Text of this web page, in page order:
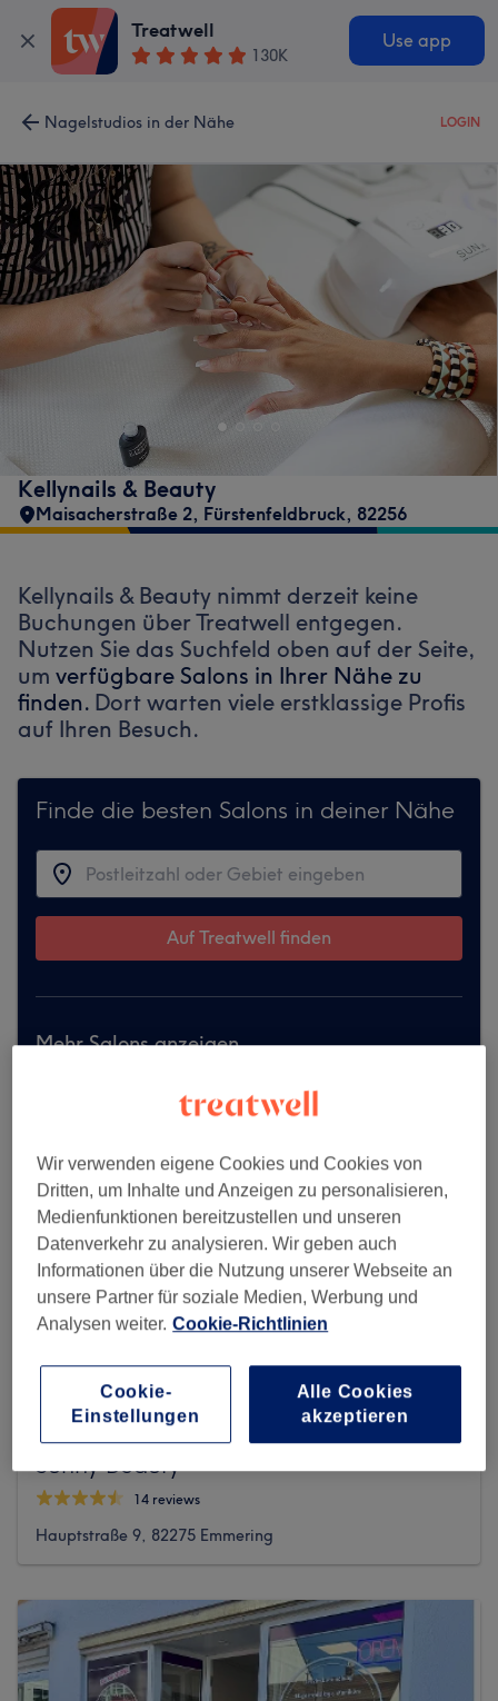
Treatwell
130K
Use app
Nagelstudios in der Nähe LOGIN
Kellynails & Beauty
Maisacherstraße 2, Fürstenfeldbruck, 82256
Kellynails & Beauty nimmt derzeit keine
Buchungen über Treatwell entgegen.
Nutzen Sie das Suchfeld oben auf der Seite,
um verfügbare Salons in Ihrer Nähe zu
finden. Dort warten viele erstklassige Profis
auf Ihren Besuch.
Finde die besten Salons in deiner Nähe
Auf Treatwell finden
Mehr Salons anzeigen
Sunny Beauty
14 reviews
Hauptstraße 9, 82275 Emmering
Wir verwenden eigene Cookies und Cookies von
Dritten, um Inhalte und Anzeigen zu personalisieren,
Medienfunktionen bereitzustellen und unseren
Datenverkehr zu analysieren. Wir geben auch
Informationen über die Nutzung unserer Webseite an
unsere Partner für soziale Medien, Werbung und
Analysen weiter. Cookie-Richtlinien
Cookie-
Einstellungen
Alle Cookies
akzeptieren